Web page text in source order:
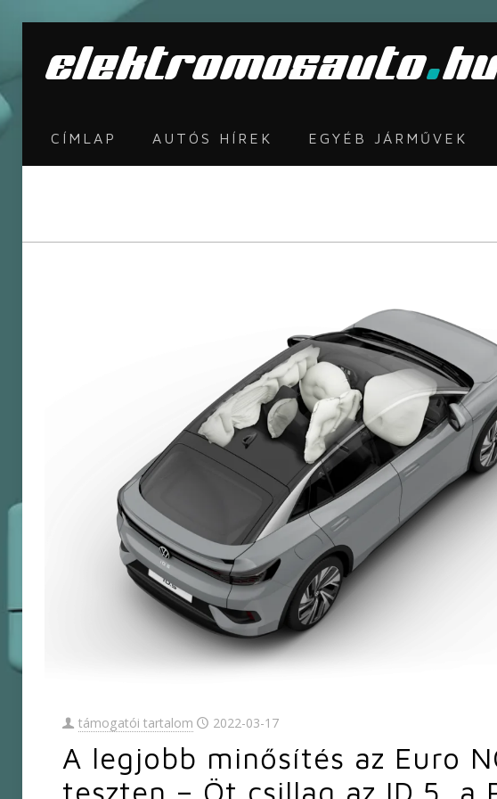
CÍMLAP AUTÓS HÍREK EGYÉB JÁRMŰVEK
támogatói tartalom 2022-03-17
A legjobb minősítés az Euro
teszten – Öt csillag az ID.5, a